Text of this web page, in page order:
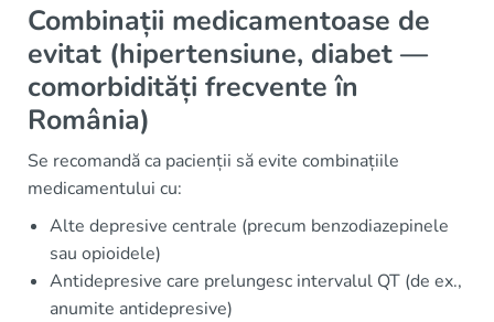
Combinații medicamentoase de
evitat (hipertensiune, diabet —
comorbidități frecvente în
România)
Se recomandă ca pacienții să evite combinațiile
medicamentului cu:
Alte depresive centrale (precum benzodiazepinele
sau opioidele)
Antidepresive care prelungesc intervalul QT (de ex.,
anumite antidepresive)